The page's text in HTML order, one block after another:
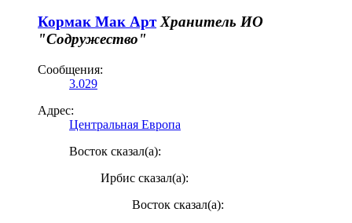
Кормак Мак Арт Хранитель ИО
"Содружество"
Сообщения:
3.029
Адрес:
Центральная Европа
Восток сказал(а):
Ирбис сказал(а):
Восток сказал(а):